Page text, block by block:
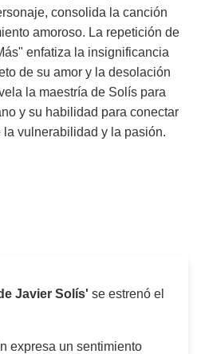
consolida la canción
amoroso. La repetición de
enfatiza la insignificancia
de su amor y la desolación
la maestría de Solís para
y su habilidad para conectar
vulnerabilidad y la pasión.
Javier Solís' se estrenó el
expresa un sentimiento